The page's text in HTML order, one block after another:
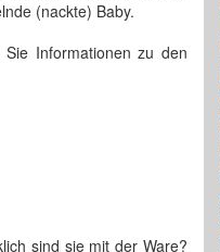
(nackte) Baby.
Informationen zu den
sind sie mit der Ware?